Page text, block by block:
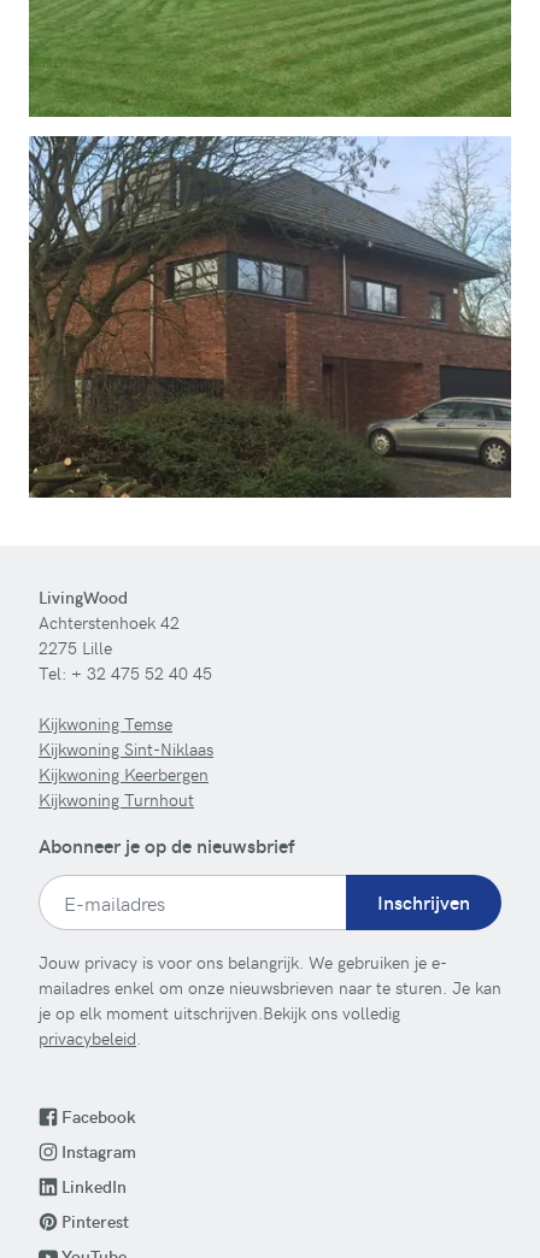
LivingWood
Achterstenhoek 42
2275 Lille
Tel: + 32 475 52 40 45
Kijkwoning Temse
Kijkwoning Sint-Niklaas
Kijkwoning Keerbergen
Kijkwoning Turnhout
Abonneer je op de nieuwsbrief
Inschrijven
Jouw privacy is voor ons belangrijk. We gebruiken je e-
mailadres enkel om onze nieuwsbrieven naar te sturen. Je kan
je op elk moment uitschrijven.Bekijk ons volledig
privacybeleid.
Facebook
Instagram
LinkedIn
Pinterest